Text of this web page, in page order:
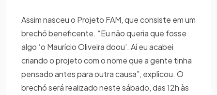
Assim nasceu o Projeto FAM, que consiste em um
brechó beneficente. “Eu não queria que fosse
algo ‘o Maurício Oliveira doou’. Aí eu acabei
criando o projeto com o nome que a gente tinha
pensado antes para outra causa”, explicou. O
brechó será realizado neste sábado, das 12h às